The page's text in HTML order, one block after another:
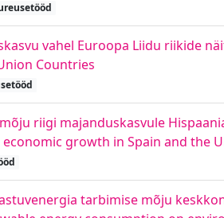
vahel Euroopa Liidu riikide
Countries
riigi majanduskasvule
growth in Spain and the
tarbimise mõju